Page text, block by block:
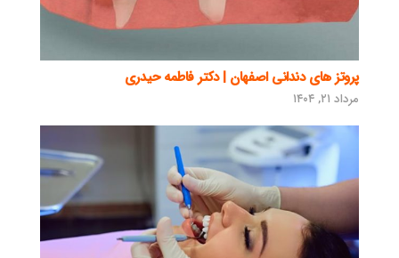
پروتز های دندانی اصفهان | دکتر فاطمه حیدری
مرداد ۲۱, ۱۴۰۴